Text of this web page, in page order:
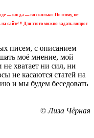
— когда — во сколько. Поэтому, не
сайте!!! Для этого можно задать вопрос
писем, с описанием
моё мнение, мой
не хватает ни сил, ни
не касаются статей на
и мы будем беседовать
© Лиза Чёрная